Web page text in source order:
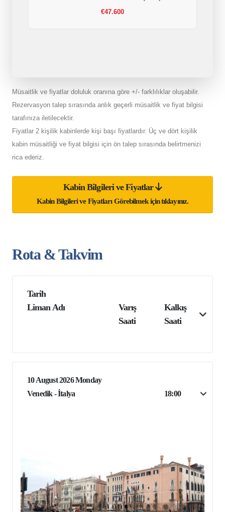
€47.600
Müsaitlik ve fiyatlar doluluk oranına göre +/- farklılıklar oluşabilir.
Rezervasyon talep sırasında anlık geçerli müsaitlik ve fiyat bilgisi
tarafınıza iletilecektir.
Fiyatlar 2 kişilik kabinlerde kişi başı fiyatlardır. Üç ve dört kişilik
kabin müsaitliği ve fiyat bilgisi için ön talep sırasında belirtmenizi
rica ederiz.
Kabin Bilgileri ve Fiyatlar
Kabin Bilgileri ve Fiyatları Görebilmek için tıklayınız.
Rota & Takvim
Tarih
Liman Adı
Varış
Saati
Kalkış
Saati
10 August 2026 Monday
Venedik - İtalya
18:00